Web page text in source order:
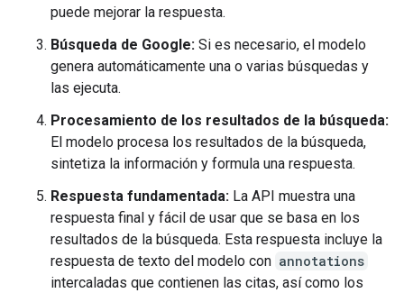
puede mejorar la respuesta.
Búsqueda de Google: Si es necesario, el modelo
genera automáticamente una o varias búsquedas y
las ejecuta.
Procesamiento de los resultados de la búsqueda:
El modelo procesa los resultados de la búsqueda,
sintetiza la información y formula una respuesta.
Respuesta fundamentada: La API muestra una
respuesta final y fácil de usar que se basa en los
resultados de la búsqueda. Esta respuesta incluye la
respuesta de texto del modelo con annotations
intercaladas que contienen las citas, así como los